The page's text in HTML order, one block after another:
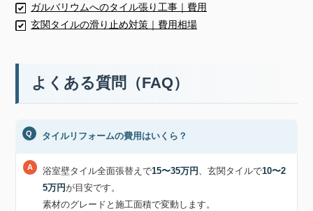
ガルバリウムへのタイル張り工事｜費用
玄関タイルの滑り止め対策｜費用相場
よくある質問（FAQ）
タイルリフォームの費用はいくら？
浴室壁タイル全面張替えで15〜35万円 、玄関タイルで10〜2
5万円が目安です。
素材のグレードと施工面積で変動します。